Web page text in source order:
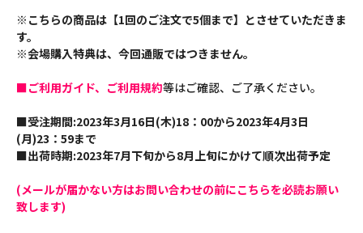
※こちらの商品は【1回のご注文で5個まで】とさせていただきま
す。
※会場購入特典は、今回通販ではつきません。
■ご利用ガイド、ご利用規約等はご確認、ご了承ください。
■受注期間:2023年3月16日(木)18：00から2023年4月3日
(月)23：59まで
■出荷時期:2023年7月下旬から8月上旬にかけて順次出荷予定
(メールが届かない方はお問い合わせの前にこちらを必読お願い
致します)